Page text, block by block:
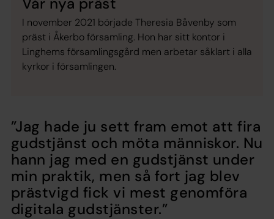
I november 2021 började Theresia Båvenby som
präst i Åkerbo församling. Hon har sitt kontor i
Linghems församlingsgård men arbetar såklart i alla
kyrkor i församlingen.
”Jag hade ju sett fram emot att fira
gudstjänst och möta människor. Nu
hann jag med en gudstjänst under
min praktik, men så fort jag blev
prästvigd fick vi mest genomföra
digitala gudstjänster.”